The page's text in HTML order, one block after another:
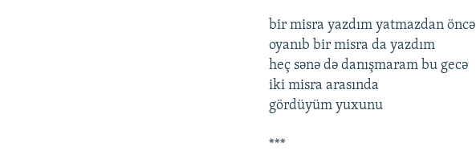
bir misra yazdım yatmazdan öncə
oyanıb bir misra da yazdım
heç sənə də danışmaram bu gecə
iki misra arasında
gördüyüm yuxunu
***